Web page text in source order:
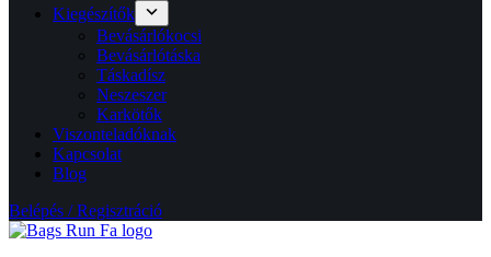
Kiegészítők
Bevásárlókocsi
Bevásárlótáska
Táskadísz
Neszeszer
Karkötők
Viszonteladóknak
Kapcsolat
Blog
Belépés / Regisztráció